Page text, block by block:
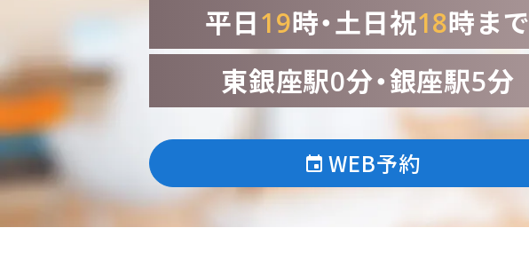
平日19時・土日祝18時まで
東銀座駅0分・銀座駅5分
WEB予約